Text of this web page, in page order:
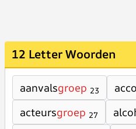
12 Letter Woorden
aanvalsgroep 23
acteursgroep 27